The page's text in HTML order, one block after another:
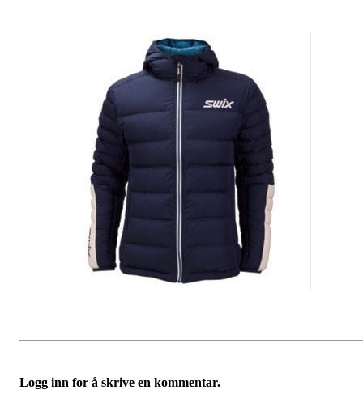
Logg inn for å skrive en kommentar.